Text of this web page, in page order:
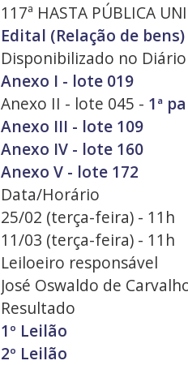
117ª HASTA PÚBLICA
Edital (Relação de bens)
Disponibilizado no
Anexo I - lote 019
Anexo II - lote 045 - 1ª
Anexo III - lote 109
Anexo IV - lote 160
Anexo V - lote 172
Data/Horário
25/02 (terça-feira) - 11h
11/03 (terça-feira) - 11h
Leiloeiro responsável
José Oswaldo de
Resultado
1º Leilão
2º Leilão